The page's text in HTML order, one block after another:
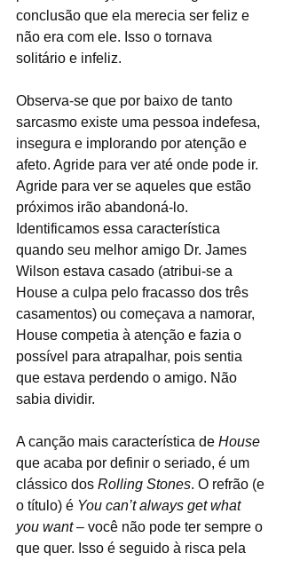
conclusão que ela merecia ser feliz e
não era com ele. Isso o tornava
solitário e infeliz.
Observa-se que por baixo de tanto
sarcasmo existe uma pessoa indefesa,
insegura e implorando por atenção e
afeto. Agride para ver até onde pode ir.
Agride para ver se aqueles que estão
próximos irão abandoná-lo.
Identificamos essa característica
quando seu melhor amigo Dr. James
Wilson estava casado (atribui-se a
House a culpa pelo fracasso dos três
casamentos) ou começava a namorar,
House competia à atenção e fazia o
possível para atrapalhar, pois sentia
que estava perdendo o amigo. Não
sabia dividir.
A canção mais característica de House
que acaba por definir o seriado, é um
clássico dos Rolling Stones. O refrão (e
o título) é You can’t always get what
you want – você não pode ter sempre o
que quer. Isso é seguido à risca pela